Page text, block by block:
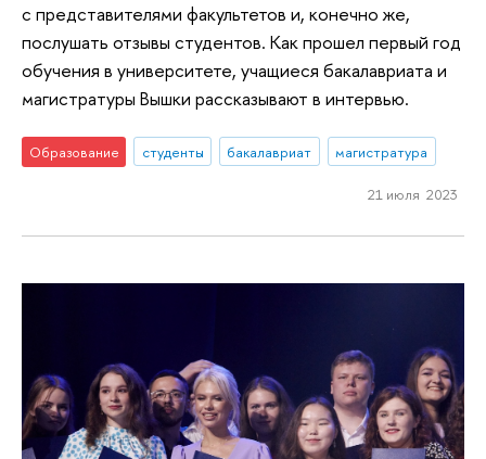
с представителями факультетов и, конечно же,
послушать отзывы студентов. Как прошел первый год
обучения в университете, учащиеся бакалавриата и
магистратуры Вышки рассказывают в интервью.
Образование студенты бакалавриат магистратура
21 июля 2023